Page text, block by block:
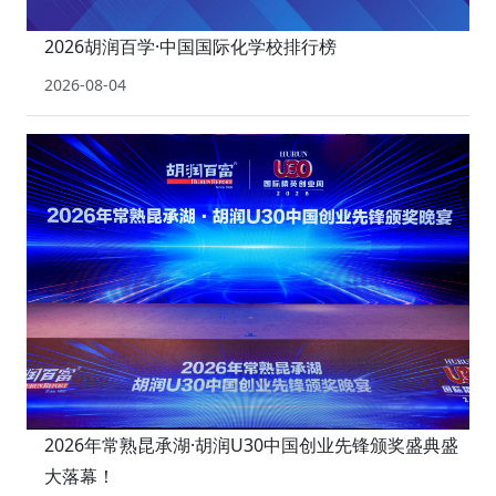
2026胡润百学·中国国际化学校排行榜
2026-08-04
2026年常熟昆承湖·胡润U30中国创业先锋颁奖盛典盛
大落幕！